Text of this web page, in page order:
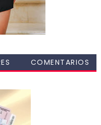
COMENTARIOS